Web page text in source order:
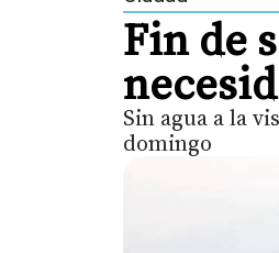
Fin de
Sin agua a la
domingo